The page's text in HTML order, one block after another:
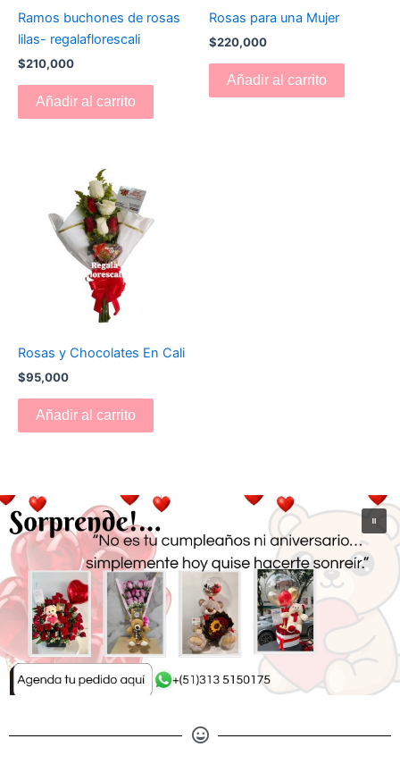
Ramos buchones de rosas
lilas- regalaflorescali
$210,000
Añadir al carrito
Rosas para una Mujer
$220,000
Añadir al carrito
Rosas y Chocolates En Cali
$95,000
Añadir al carrito